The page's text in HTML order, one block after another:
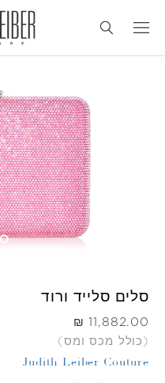
סלים סלייד ורוד
היה
(כולל מכס ומס)
Judith Leiber Couture